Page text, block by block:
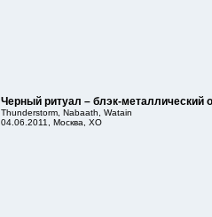
Черный ритуал – блэк-металлический
Thunderstorm, Nabaath, Watain
04.06.2011, Москва, XO